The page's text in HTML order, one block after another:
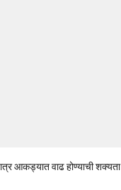
आकड्यात वाढ होण्याची शक्यता